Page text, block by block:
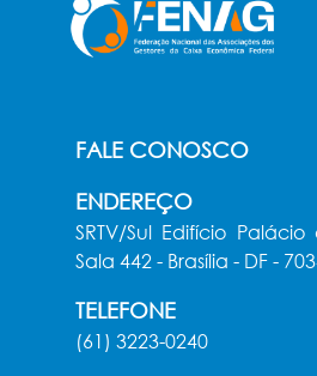
FALE CONOSCO
ENDEREÇO
SRTV/Sul Edifício
Sala 442 - Brasília - DF -
TELEFONE
(61) 3223-0240